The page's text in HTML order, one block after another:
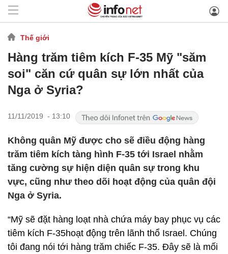
Thế giới
Hàng trăm tiêm kích F-35 Mỹ "săm
soi" căn cứ quân sự lớn nhất của
Nga ở Syria?
11/11/2019 - 13:10
Không quân Mỹ được cho sẽ điều động hàng
trăm tiêm kích tàng hình F-35 tới Israel nhằm
tăng cường sự hiện diện quân sự trong khu
vực, cũng như theo dõi hoạt động của quân đội
Nga ở Syria.
“Mỹ sẽ đặt hàng loạt nhà chứa máy bay phục vụ các
tiêm kích F-35hoạt động trên lãnh thổ Israel. Chúng
tôi đang nói tới hàng trăm chiếc F-35. Đây sẽ là mối